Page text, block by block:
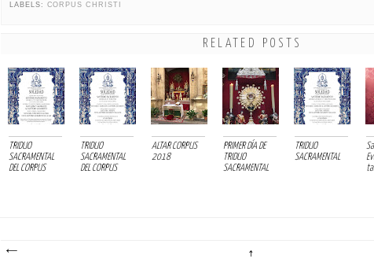
LABELS: CORPUS CHRISTI
RELATED POSTS
TRIDUO
SACRAMENTAL
DEL CORPUS
TRIDUO
SACRAMENTAL
DEL CORPUS
ALTAR CORPUS
2018
PRIMER DÍA DE
TRIDUO
SACRAMENTAL
TRIDUO
SACRAMENTAL